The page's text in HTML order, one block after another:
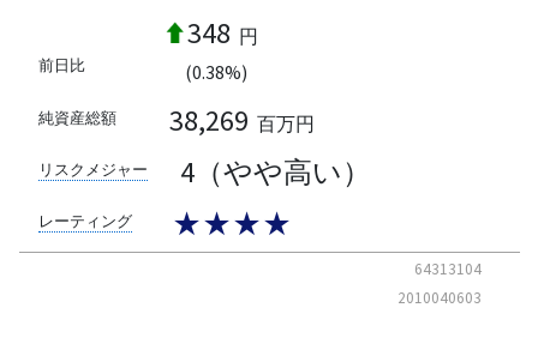
前日比
348 円
(0.38%)
純資産総額 38,269 百万円
リスクメジャー 4（やや高い）
レーティング ★★★★
64313104
2010040603